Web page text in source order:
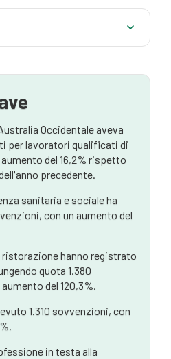
domanda e settori
qualificati?
in Australia Occidentale
punti e la valutazione delle
delle competenze
qualificata nella vostra
di migrazione qualificata
Occidentale aveva
per lavoratori qualificati di
del 16,2% rispetto
precedente.
sanitaria e sociale ha
con un aumento del
ristorazione hanno registrato
quota 1.380
del 120,3%.
1.310 sovvenzioni, con
in testa alla